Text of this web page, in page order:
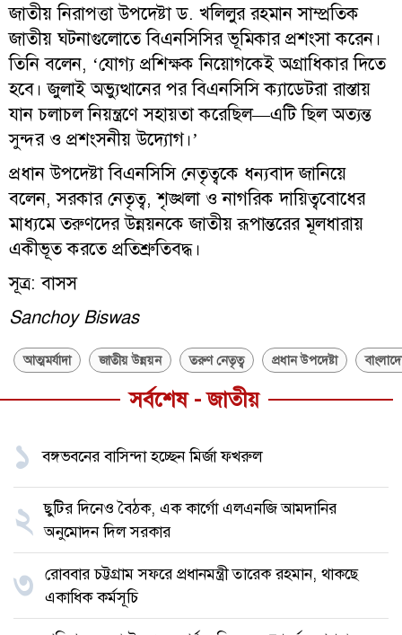
জাতীয় নিরাপত্তা উপদেষ্টা ড. খলিলুর রহমান সাম্প্রতিক
জাতীয় ঘটনাগুলোতে বিএনসিসির ভূমিকার প্রশংসা করেন।
তিনি বলেন, ‘যোগ্য প্রশিক্ষক নিয়োগকেই অগ্রাধিকার দিতে
হবে। জুলাই অভ্যুত্থানের পর বিএনসিসি ক্যাডেটরা রাস্তায়
যান চলাচল নিয়ন্ত্রণে সহায়তা করেছিল—এটি ছিল অত্যন্ত
সুন্দর ও প্রশংসনীয় উদ্যোগ।’
প্রধান উপদেষ্টা বিএনসিসি নেতৃত্বকে ধন্যবাদ জানিয়ে
বলেন, সরকার নেতৃত্ব, শৃঙ্খলা ও নাগরিক দায়িত্ববোধের
মাধ্যমে তরুণদের উন্নয়নকে জাতীয় রূপান্তরের মূলধারায়
একীভূত করতে প্রতিশ্রুতিবদ্ধ।
সূত্র: বাসস
Sanchoy Biswas
আত্মমর্যাদা জাতীয় উন্নয়ন তরুণ নেতৃত্ব প্রধান উপদেষ্টা
সর্বশেষ - জাতীয়
১ বঙ্গভবনের বাসিন্দা হচ্ছেন মির্জা ফখরুল
২ ছুটির দিনেও বৈঠক, এক কার্গো এলএনজি আমদানির
অনুমোদন দিল সরকার
৩ রোববার চট্টগ্রাম সফরে প্রধানমন্ত্রী তারেক রহমান, থাকছে
একাধিক কর্মসূচি